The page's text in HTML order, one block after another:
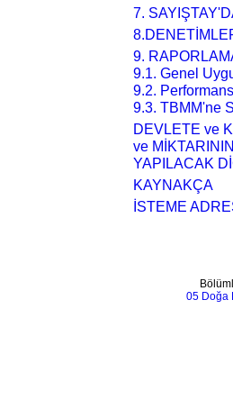
7.
9.
9.1. Genel
9.2.
9.3. TBMM'ne
DEVLETE ve
ve
YAPILACAK
KAYNAKÇA
İSTEME
05 Doğa